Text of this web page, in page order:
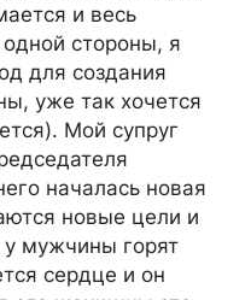
и весь
стороны, я
для создания
уже так хочется
Мой супруг
началась новая
новые цели и
у мужчины горят
сердце и он